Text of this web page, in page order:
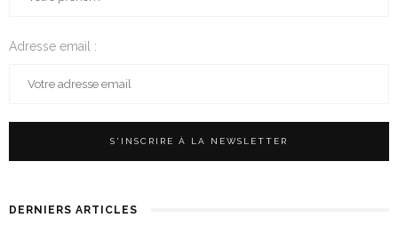
Adresse email :
DERNIERS ARTICLES